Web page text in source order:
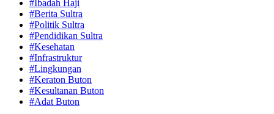
#Ibadah Haji
#Berita Sultra
#Politik Sultra
#Pendidikan Sultra
#Kesehatan
#Infrastruktur
#Lingkungan
#Keraton Buton
#Kesultanan Buton
#Adat Buton